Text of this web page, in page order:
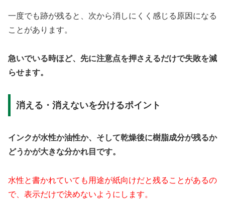
一度でも跡が残ると、次から消しにくく感じる原因になる
ことがあります。
急いでいる時ほど、先に注意点を押さえるだけで失敗を減
らせます。
消える・消えないを分けるポイント
インクが水性か油性か、そして乾燥後に樹脂成分が残るか
どうかが大きな分かれ目です。
水性と書かれていても用途が紙向けだと残ることがあるの
で、表示だけで決めないようにします。